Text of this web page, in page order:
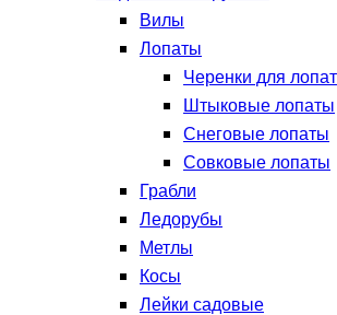
Вилы
Лопаты
Черенки для лопат
Штыковые лопаты
Снеговые лопаты
Совковые лопаты
Грабли
Ледорубы
Метлы
Косы
Лейки садовые